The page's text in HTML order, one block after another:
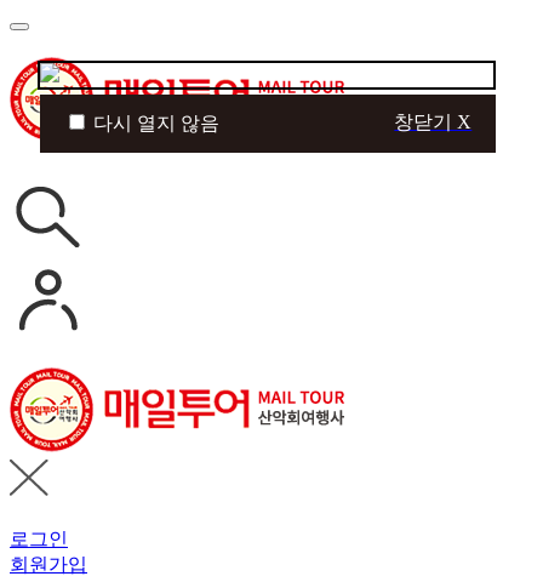
로그인
회원가입
다시 열지 않음 창닫기 X